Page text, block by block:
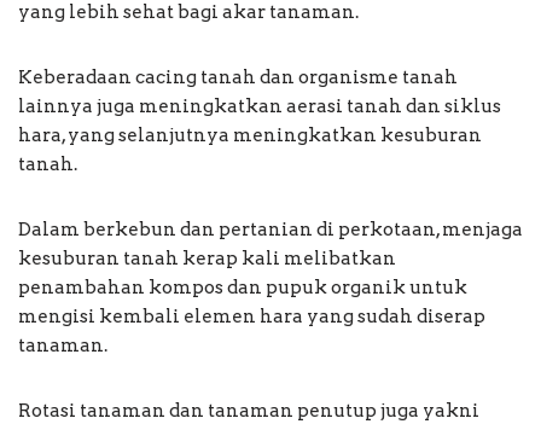
yang lebih sehat bagi akar tanaman.
Keberadaan cacing tanah dan organisme tanah
lainnya juga meningkatkan aerasi tanah dan siklus
hara, yang selanjutnya meningkatkan kesuburan
tanah.
Dalam berkebun dan pertanian di perkotaan, menjaga
kesuburan tanah kerap kali melibatkan
penambahan kompos dan pupuk organik untuk
mengisi kembali elemen hara yang sudah diserap
tanaman.
Rotasi tanaman dan tanaman penutup juga yakni